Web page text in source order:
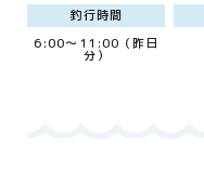
釣行時間
6:00～11:00（昨日
分）